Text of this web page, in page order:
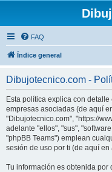
FAQ
Índice general
Dibujotecnico.com -
Esta política explica con
empresas asociadas (de aquí
"Dibujotecnico.com", "https://
adelante "ellos", "sus",
"phpBB Teams") emplean
sesión de uso por ti (de aquí
Tu información es obtenida por